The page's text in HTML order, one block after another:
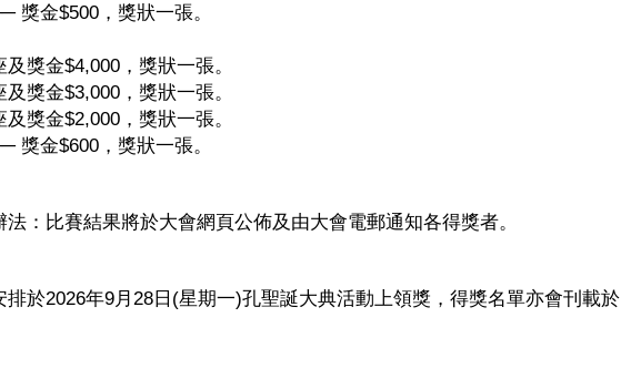
獎金$500，獎狀一張。
獎金$4,000，獎狀一張。
獎金$3,000，獎狀一張。
獎金$2,000，獎狀一張。
獎金$600，獎狀一張。
：比賽結果將於大會網頁公佈及由大會電郵通知各得獎者。
排於2026年9月28日(星期一)孔聖誕大典活動上領獎，得獎名單亦會刊載於